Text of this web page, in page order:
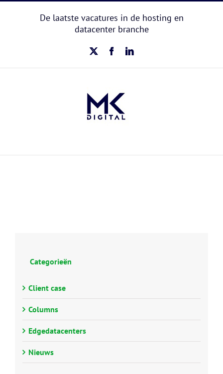
De laatste vacatures in de hosting en
datacenter branche
X FacebookLinkedIn
Categorieën
Client case
Columns
Edgedatacenters
Nieuws